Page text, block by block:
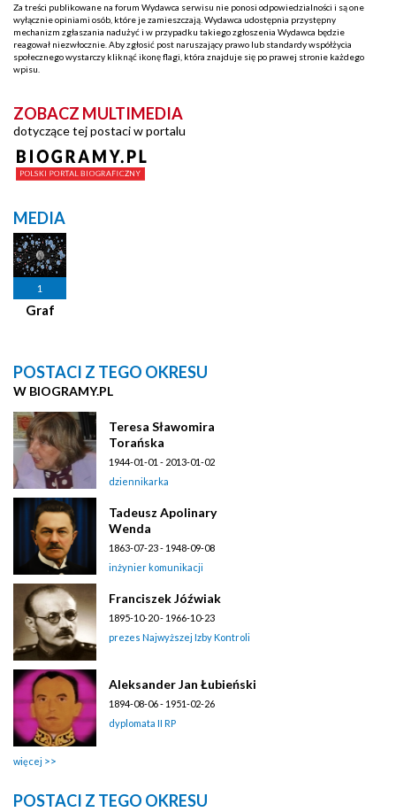
Za treści publikowane na forum Wydawca serwisu nie ponosi odpowiedzialności i są one
wyłącznie opiniami osób, które je zamieszczają. Wydawca udostępnia przystępny
mechanizm zgłaszania nadużyć i w przypadku takiego zgłoszenia Wydawca będzie
reagował niezwłocznie. Aby zgłosić post naruszający prawo lub standardy współżycia
społecznego wystarczy kliknąć ikonę flagi, która znajduje się po prawej stronie każdego
wpisu.
ZOBACZ MULTIMEDIA
dotyczące tej postaci w portalu
MEDIA
1
Graf
POSTACI Z TEGO OKRESU
W BIOGRAMY.PL
Teresa Sławomira
Torańska
1944-01-01 - 2013-01-02
dziennikarka
Tadeusz Apolinary
Wenda
1863-07-23 - 1948-09-08
inżynier komunikacji
Franciszek Jóźwiak
1895-10-20 - 1966-10-23
prezes Najwyższej Izby Kontroli
Aleksander Jan Łubieński
1894-08-06 - 1951-02-26
dyplomata II RP
więcej
POSTACI Z TEGO OKRESU